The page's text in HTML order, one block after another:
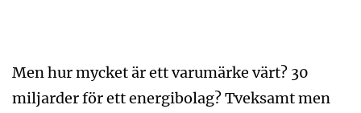
Men hur mycket är ett varumärke värt? 30
miljarder för ett energibolag? Tveksamt men